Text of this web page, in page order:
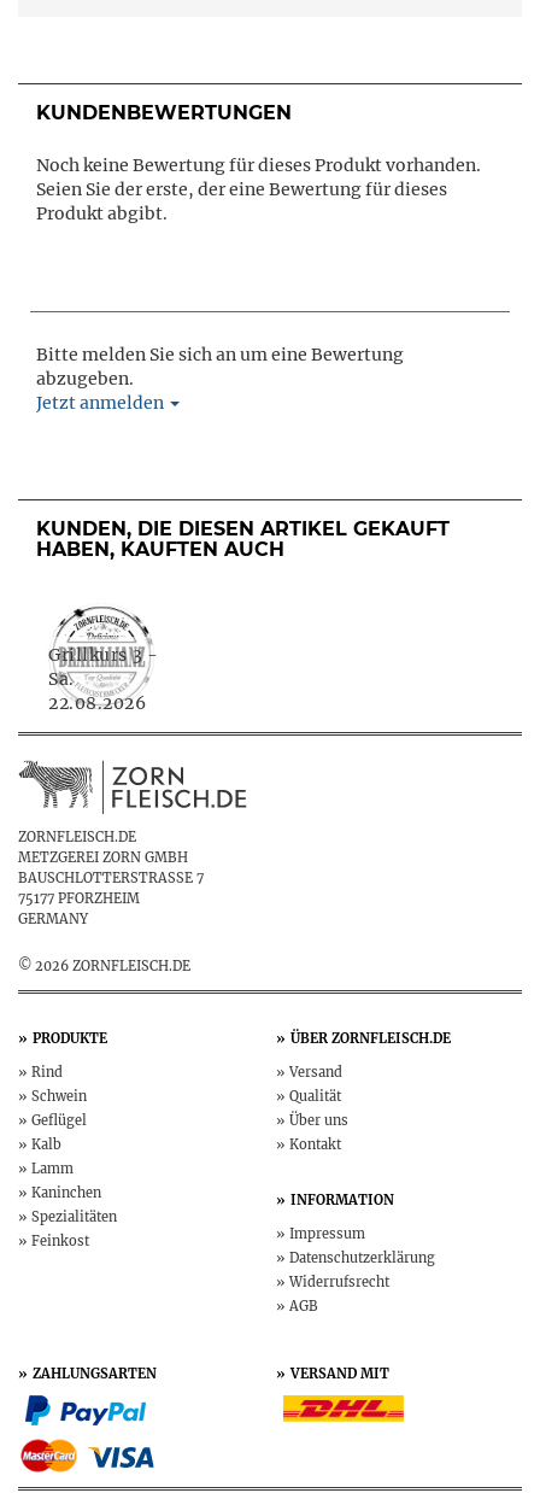
KUNDENBEWERTUNGEN
Noch keine Bewertung für dieses Produkt vorhanden.
Seien Sie der erste, der eine Bewertung für dieses
Produkt abgibt.
Bitte melden Sie sich an um eine Bewertung
abzugeben.
Jetzt anmelden
KUNDEN, DIE DIESEN ARTIKEL GEKAUFT
HABEN, KAUFTEN AUCH
Grillkurs 3 -
Sa.
22.08.2026
ZORNFLEISCH.DE
METZGEREI ZORN GMBH
BAUSCHLOTTERSTRASSE 7
75177 PFORZHEIM
GERMANY
© 2026 ZORNFLEISCH.DE
PRODUKTE
Rind
Schwein
Geflügel
Kalb
Lamm
Kaninchen
Spezialitäten
Feinkost
ÜBER ZORNFLEISCH.DE
Versand
Qualität
Über uns
Kontakt
INFORMATION
Impressum
Datenschutz­erklärung
Widerruf­srecht
AGB
ZAHLUNGSARTEN VERSAND MIT